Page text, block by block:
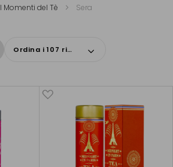
I Momenti del Tè Sera
Ordina i 107 risultati